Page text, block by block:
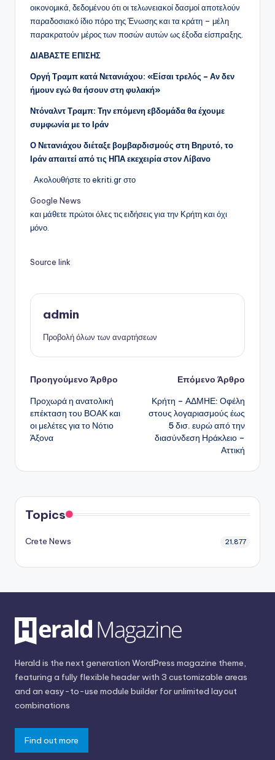
οικονομικά, δεδομένου ότι οι τελωνειακοί δασμοί αποτελούν
παραδοσιακό ίδιο πόρο της Ένωσης και τα κράτη – μέλη
παρακρατούν μέρος των ποσών αυτών ως έξοδα είσπραξης.
ΔΙΑΒΑΣΤΕ ΕΠΙΣΗΣ
Οργή Τραμπ κατά Νετανιάχου: «Είσαι τρελός – Αν δεν
ήμουν εγώ θα ήσουν στη φυλακή»
Ντόναλντ Τραμπ: Την επόμενη εβδομάδα θα έχουμε
συμφωνία με το Ιράν
Ο Νετανιάχου διέταξε βομβαρδισμούς στη Βηρυτό, το
Ιράν απαιτεί από τις ΗΠΑ εκεχειρία στον Λίβανο
Ακολουθήστε το ekriti.gr στο
Google News
και μάθετε πρώτοι όλες τις ειδήσεις για την Κρήτη και όχι
μόνο.
Source link
admin
Προβολή όλων των αναρτήσεων
Πλοήγηση
δημοσιεύσεων
Προηγούμενο Άρθρο
Προχωρά η ανατολική
επέκταση του ΒΟΑΚ και
οι μελέτες για το Νότιο
Άξονα
Επόμενο Άρθρο
Κρήτη – ΑΔΜΗΕ: Οφέλη
στους λογαριασμούς έως
5 δισ. ευρώ από την
διασύνδεση Ηράκλειο –
Αττική
Topics
Crete News 21,877
Herald is the next generation WordPress magazine theme,
featuring a fully flexible header with 3 customizable areas
and an easy-to-use module builder for unlimited layout
combinations
Find out more